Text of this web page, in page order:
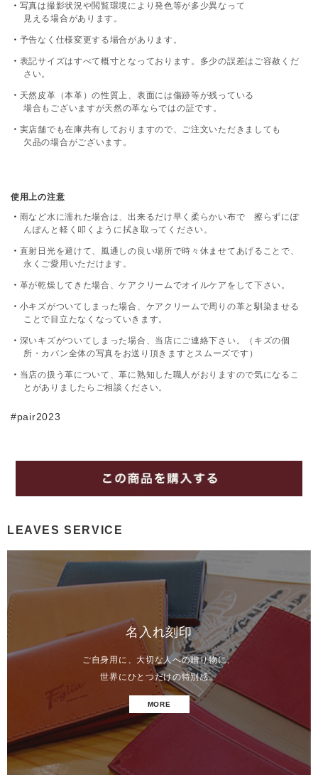
写真は撮影状況や閲覧環境により発色等が多少異なって
見える場合があります。
予告なく仕様変更する場合があります。
表記サイズはすべて概寸となっております。多少の誤差はご容赦くだ
さい。
天然皮革（本革）の性質上、表面には傷跡等が残っている
場合もございますが天然の革ならではの証です。
実店舗でも在庫共有しておりますので、ご注文いただきましても
欠品の場合がございます。
使用上の注意
雨など水に濡れた場合は、出来るだけ早く柔らかい布で 擦らずにぽ
んぽんと軽く叩くように拭き取ってください。
直射日光を避けて、風通しの良い場所で時々休ませてあげることで、
永くご愛用いただけます。
革が乾燥してきた場合、ケアクリームでオイルケアをして下さい。
小キズがついてしまった場合、ケアクリームで周りの革と馴染ませる
ことで目立たなくなっていきます。
深いキズがついてしまった場合、当店にご連絡下さい。（キズの個
所・カバン全体の写真をお送り頂きますとスムーズです）
当店の扱う革について、革に熟知した職人がおりますので気になるこ
とがありましたらご相談ください。
#pair2023
LEAVES SERVICE
名入れ刻印
ご自身用に、大切な人への贈り物に、
世界にひとつだけの特別感。
MORE